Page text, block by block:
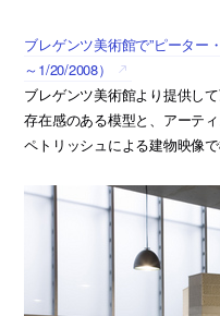
ブレゲンツ美術館で”ピーター
～1/20/2008）
ブレゲンツ美術館より提供し
存在感のある模型と、アーテ
ペトリッシュによる建物映像